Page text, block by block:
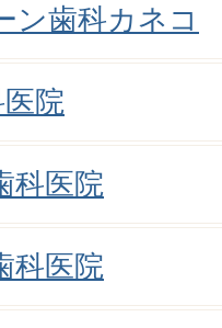
ン歯科カネコ
院
科医院
科医院